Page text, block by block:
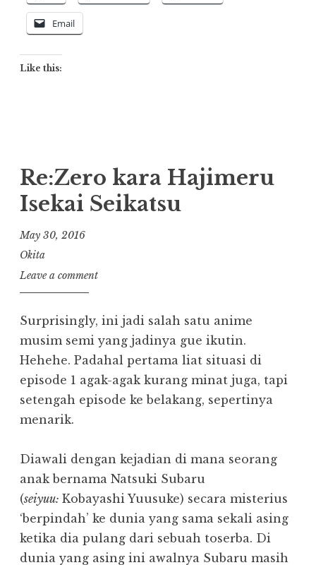
Email
Like this:
Re:Zero kara Hajimeru
Isekai Seikatsu
May 30, 2016
Okita
Leave a comment
Surprisingly, ini jadi salah satu anime
musim semi yang jadinya gue ikutin.
Hehehe. Padahal pertama liat situasi di
episode 1 agak-agak kurang minat juga, tapi
setengah episode ke belakang, sepertinya
menarik.
Diawali dengan kejadian di mana seorang
anak bernama Natsuki Subaru
(seiyuu: Kobayashi Yuusuke) secara misterius
‘berpindah’ ke dunia yang sama sekali asing
ketika dia pulang dari sebuah toserba. Di
dunia yang asing ini awalnya Subaru masih